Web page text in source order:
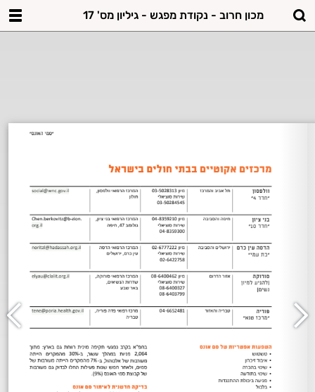
מכון חרוב - נקודת מפגש - גיליון מס' 17